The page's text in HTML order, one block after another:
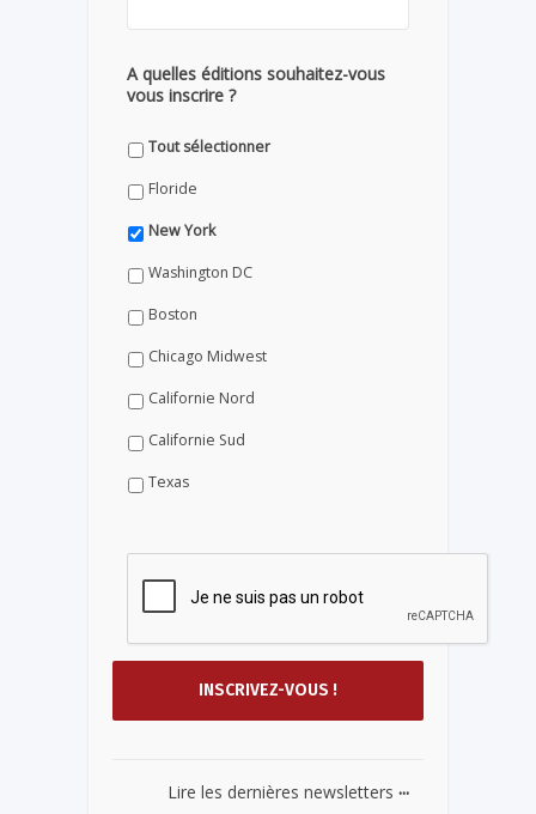
A quelles éditions souhaitez-vous
vous inscrire ?
Tout sélectionner
Floride
New York
Washington DC
Boston
Chicago Midwest
Californie Nord
Californie Sud
Texas
Lire les dernières newsletters ...